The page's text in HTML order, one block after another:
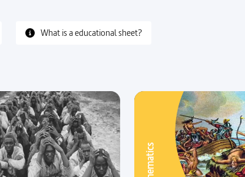
What is a educational sheet?
Thematics